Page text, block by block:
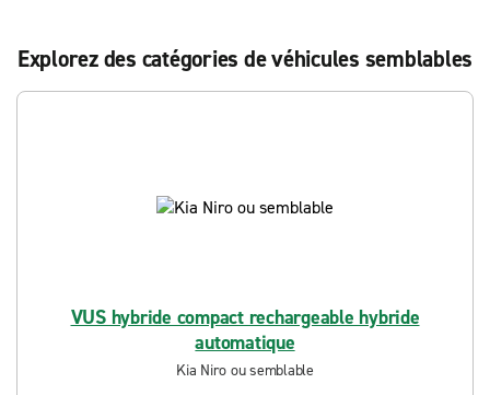
Explorez des catégories de véhicules semblables
VUS hybride compact rechargeable hybride
automatique
Kia Niro ou semblable